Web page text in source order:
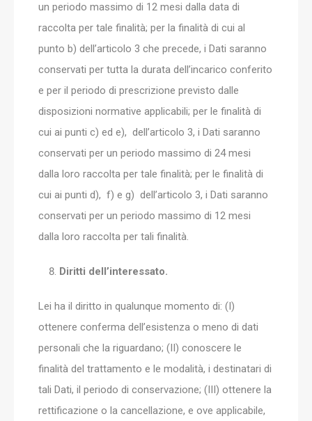
un periodo massimo di 12 mesi dalla data di
raccolta per tale finalità; per la finalità di cui al
punto b) dell’articolo 3 che precede, i Dati saranno
conservati per tutta la durata dell’incarico conferito
e per il periodo di prescrizione previsto dalle
disposizioni normative applicabili; per le finalità di
cui ai punti c) ed e), dell’articolo 3, i Dati saranno
conservati per un periodo massimo di 24 mesi
dalla loro raccolta per tale finalità; per le finalità di
cui ai punti d), f) e g) dell’articolo 3, i Dati saranno
conservati per un periodo massimo di 12 mesi
dalla loro raccolta per tali finalità.
Diritti dell’interessato.
Lei ha il diritto in qualunque momento di: (I)
ottenere conferma dell’esistenza o meno di dati
personali che la riguardano; (II) conoscere le
finalità del trattamento e le modalità, i destinatari di
tali Dati, il periodo di conservazione; (III) ottenere la
rettificazione o la cancellazione, e ove applicabile,